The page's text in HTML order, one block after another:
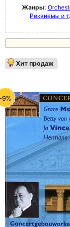
Жанры:
Реквиемы и
Хит продаж
9%